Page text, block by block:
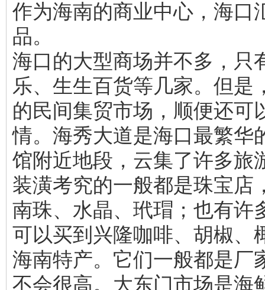
作为海南的商业中心，海口
品。
海口的大型商场并不多，只
乐、生生百货等几家。但是
的民间集贸市场，顺便还可
情。海秀大道是海口最繁华
馆附近地段，云集了许多旅
装潢考究的一般都是珠宝店
南珠、水晶、玳瑁；也有许
可以买到兴隆咖啡、胡椒、
海南特产。它们一般都是厂
不会很高。大东门市场是海